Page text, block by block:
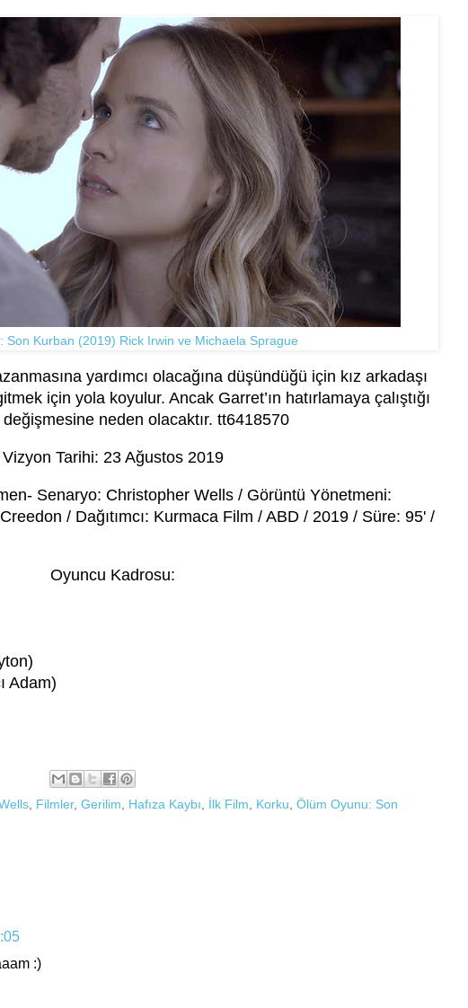
Son Kurban (2019) Rick Irwin ve Michaela Sprague
yardımcı olacağına düşündüğü için kız arkadaşı
için yola koyulur. Ancak Garret’ın hatırlamaya çalıştığı
neden olacaktır. tt6418570
Vizyon Tarihi: 23 Ağustos 2019
Senaryo: Christopher Wells / Görüntü Yönetmeni:
/ Dağıtımcı: Kurmaca Film / ABD / 2019 / Süre: 95' /
Oyuncu Kadrosu:
Adam)
, Filmler, Gerilim, Hafıza Kaybı, İlk Film, Korku, Ölüm Oyunu: Son
:)